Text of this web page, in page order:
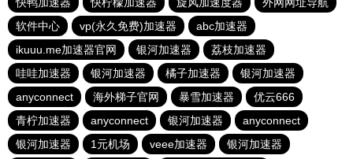
快鸭加速器
快柠檬加速器 旋风加速度器
外网网址导航
软件中心
vp(永久免费)加速器
abc加速器
ikuuu.me加速器官网
银河加速器
荔枝加速器
哇哇加速器
银河加速器 橘子加速器
银河加速器
anyconnect
海外梯子官网 暴雪加速器
优云666
青柠加速器
anyconnect 银河加速器
anyconnect
银河加速器
1元机场 veee加速器
银河加速器